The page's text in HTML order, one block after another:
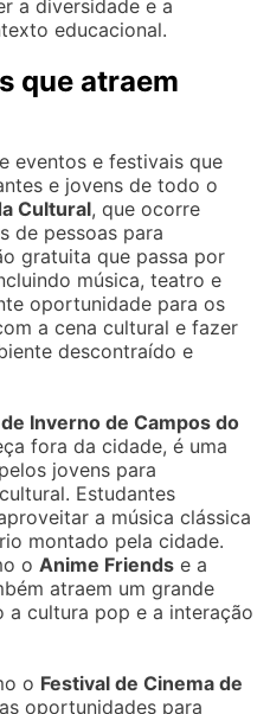
a diversidade e a
educacional.
que atraem
eventos e festivais que
e jovens de todo o
Cultural, que ocorre
de pessoas para
gratuita que passa por
música, teatro e
oportunidade para os
a cena cultural e fazer
descontraído e
Inverno de Campos do
fora da cidade, é uma
jovens para
Estudantes
a música clássica
montado pela cidade.
o Anime Friends e a
atraem um grande
a cultura pop e a interação
o Festival de Cinema de
oportunidades para